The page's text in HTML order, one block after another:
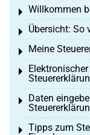
Willkommen
Toggle menu
Übersicht: So
Toggle menu
Meine
Toggle menu
Toggle menu
Daten
Toggle menu
Tipps zum
Toggle menu